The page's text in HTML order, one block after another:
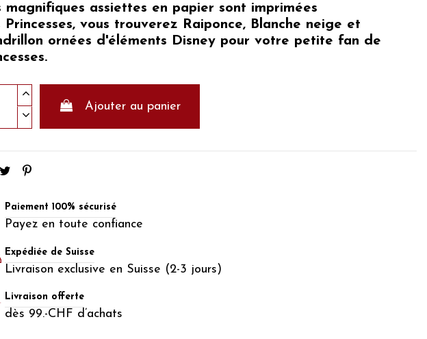
magnifiques assiettes en papier sont imprimées
Princesses, vous trouverez Raiponce, Blanche neige et
ornées d'éléments Disney pour votre petite fan de
Ajouter au panier
Paiement 100% sécurisé
Payez en toute confiance
Expédiée de Suisse
Livraison exclusive en Suisse (2-3 jours)
Livraison offerte
dès 99.-CHF d’achats